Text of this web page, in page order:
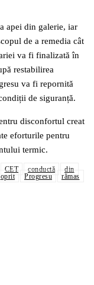
apei din galerie, iar
de a remedia cât
va fi finalizată în
restabilirea
va fi repornită
de siguranță.
disconfortul creat
eforturile pentru
termic.
CET conductă
din
oprit Progresu
rămas